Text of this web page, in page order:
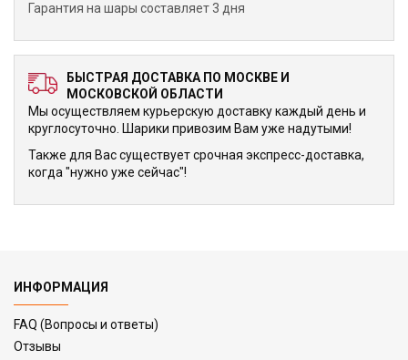
Гарантия на шары составляет 3 дня
БЫСТРАЯ ДОСТАВКА ПО МОСКВЕ И
МОСКОВСКОЙ ОБЛАСТИ
Мы осуществляем курьерскую доставку каждый день и
круглосуточно. Шарики привозим Вам уже надутыми!
Также для Вас существует срочная экспресс-доставка,
когда "нужно уже сейчас"!
ИНФОРМАЦИЯ
FAQ (Вопросы и ответы)
Отзывы